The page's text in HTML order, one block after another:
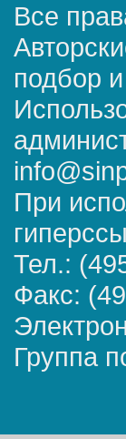
Все
подбор
При
Тел.:
Факс:
Группа